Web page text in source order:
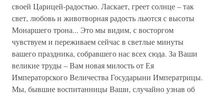
своей Царицей-радостью. Ласкает, греет солнце – так
свет, любовь и животворная радость льются с высоты
Монаршего трона... Это мы видим, с восторгом
чувствуем и переживаем сейчас в светлые минуты
вашего праздника, собравшего нас всех сюда. За Ваши
великие труды – Вам новая милость от Ея
Императорского Величества Государыни Императрицы.
Мы, бывшие воспитанницы Ваши, случайно узнав об